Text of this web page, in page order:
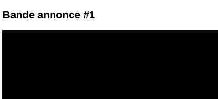
Bande annonce #1